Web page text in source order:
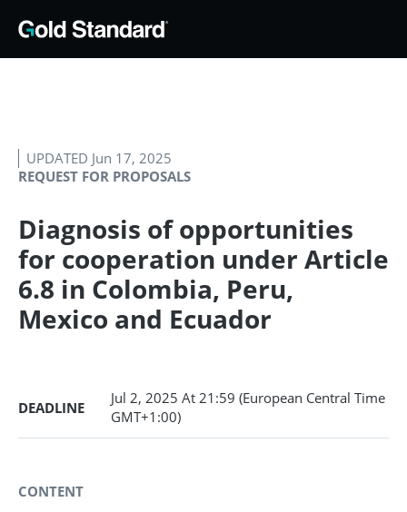
REQUEST FOR PROPOSALS
UPDATED Jun 17, 2025
Diagnosis of opportunities
for cooperation under Article
6.8 in Colombia, Peru,
Mexico and Ecuador
DEADLINE
Jul 2, 2025 At 21:59 (European Central Time
GMT+1:00)
CONTENT